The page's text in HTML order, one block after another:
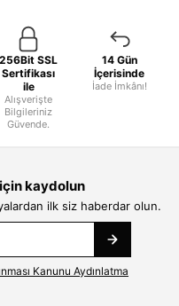
256Bit SSL
Sertifikası
ile
Alışverişte
Bilgileriniz
Güvende.
14 Gün
İçerisinde
İade İmkânı!
kaydolun
ilk siz haberdar olun.
Kanunu Aydınlatma